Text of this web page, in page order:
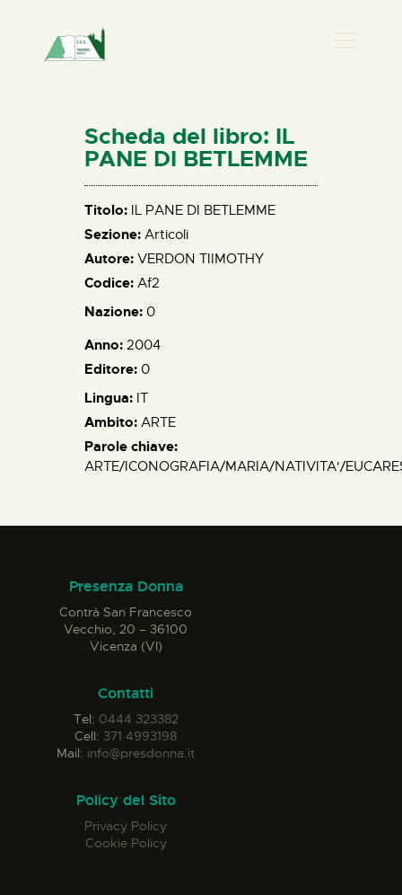
HOME
CHI SIAMO
NEWS
PERCORSI
BIBLIOTECA
ELISA SALERNO
Scheda del libro: IL
PANE DI BETLEMME
Titolo: IL PANE DI BETLEMME
Sezione: Articoli
Autore: VERDON TIIMOTHY
Codice: Af2
Nazione: 0
Anno: 2004
Editore: 0
Lingua: IT
Ambito: ARTE
Parole chiave:
ARTE/ICONOGRAFIA/MARIA/NATIVITA'/
Presenza Donna
Contrà San Francesco
Vecchio, 20 – 36100
Vicenza (VI)
Contatti
Tel: 0444 323382
Cell: 371 4993198
Mail: info@presdonna.it
Policy del Sito
Privacy Policy
Cookie Policy